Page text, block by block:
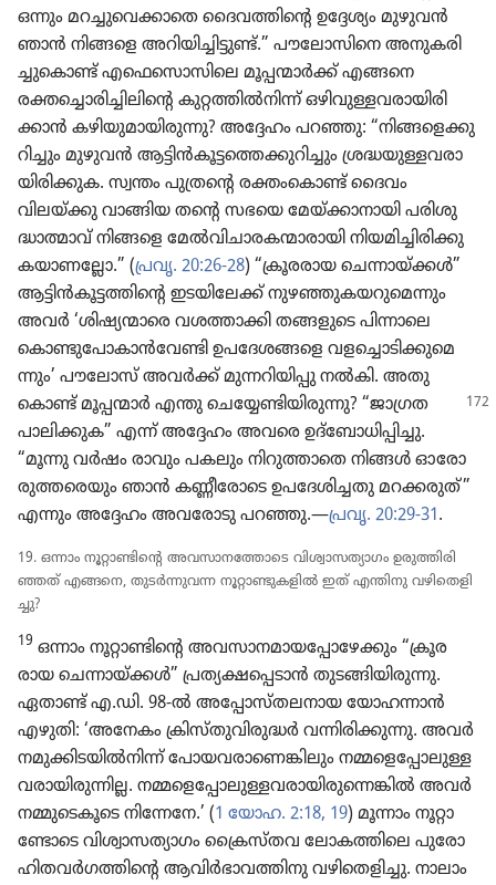
ഒന്നും മറച്ചു​വെ​ക്കാ​തെ ദൈവ​ത്തി​ന്റെ ഉദ്ദേശ്യം മുഴുവൻ
ഞാൻ നിങ്ങളെ അറിയി​ച്ചി​ട്ടുണ്ട്‌.” പൗലോ​സി​നെ അനുക​രി​
ച്ചു​കൊണ്ട്‌ എഫെ​സൊ​സി​ലെ മൂപ്പന്മാർക്ക്‌ എങ്ങനെ
രക്തച്ചൊ​രി​ച്ചി​ലി​ന്റെ കുറ്റത്തിൽനിന്ന്‌ ഒഴിവു​ള്ള​വ​രാ​യി​രി​
ക്കാൻ കഴിയു​മാ​യി​രു​ന്നു? അദ്ദേഹം പറഞ്ഞു: “നിങ്ങ​ളെ​ക്കു​
റി​ച്ചും മുഴുവൻ ആട്ടിൻകൂ​ട്ട​ത്തെ​ക്കു​റി​ച്ചും ശ്രദ്ധയു​ള്ള​വ​രാ​
യി​രി​ക്കുക. സ്വന്തം പുത്രന്റെ രക്തം​കൊണ്ട്‌ ദൈവം
വിലയ്‌ക്കു വാങ്ങിയ തന്റെ സഭയെ മേയ്‌ക്കാ​നാ​യി പരിശു​
ദ്ധാ​ത്മാവ്‌ നിങ്ങളെ മേൽവി​ചാ​ര​ക​ന്മാ​രാ​യി നിയമി​ച്ചി​രി​ക്കു​
ക​യാ​ണ​ല്ലോ.” (പ്രവൃ. 20:26-28) “ക്രൂര​രായ ചെന്നാ​യ്‌ക്കൾ”
ആട്ടിൻകൂ​ട്ട​ത്തി​ന്റെ ഇടയി​ലേക്ക്‌ നുഴഞ്ഞു​ക​യ​റു​മെ​ന്നും
അവർ ‘ശിഷ്യ​ന്മാ​രെ വശത്താക്കി തങ്ങളുടെ പിന്നാലെ
കൊണ്ടു​പോ​കാൻവേണ്ടി ഉപദേ​ശ​ങ്ങളെ വളച്ചൊ​ടി​ക്കു​മെ​
ന്നും’ പൗലോസ്‌ അവർക്ക്‌ മുന്നറി​യി​പ്പു നൽകി. അതു​
കൊണ്ട്‌ മൂപ്പന്മാർ എന്തു ചെയ്യേ​ണ്ടി​യി​രു​ന്നു? “ജാഗ്രത
പാലി​ക്കുക” എന്ന്‌ അദ്ദേഹം അവരെ ഉദ്‌ബോ​ധി​പ്പി​ച്ചു.
“മൂന്നു വർഷം രാവും പകലും നിറു​ത്താ​തെ നിങ്ങൾ ഓരോ​
രു​ത്ത​രെ​യും ഞാൻ കണ്ണീ​രോ​ടെ ഉപദേ​ശി​ച്ചതു മറക്കരുത്‌”
എന്നും അദ്ദേഹം അവരോ​ടു പറഞ്ഞു.—പ്രവൃ. 20:29-31.
19. ഒന്നാം നൂറ്റാ​ണ്ടി​ന്റെ അവസാ​ന​ത്തോ​ടെ വിശ്വാ​സ​ത്യാ​ഗം ഉരുത്തി​രി​
ഞ്ഞത്‌ എങ്ങനെ, തുടർന്നു​വന്ന നൂറ്റാ​ണ്ടു​ക​ളിൽ ഇത്‌ എന്തിനു വഴി​തെ​ളി​
ച്ചു?
19 ഒന്നാം നൂറ്റാ​ണ്ടി​ന്റെ അവസാ​ന​മാ​യ​പ്പോ​ഴേ​ക്കും “ക്രൂര​
രായ ചെന്നാ​യ്‌ക്കൾ” പ്രത്യ​ക്ഷ​പ്പെ​ടാൻ തുടങ്ങി​യി​രു​ന്നു.
ഏതാണ്ട്‌ എ.ഡി. 98-ൽ അപ്പോ​സ്‌ത​ല​നായ യോഹ​ന്നാൻ
എഴുതി: ‘അനേകം ക്രിസ്‌തു​വി​രു​ദ്ധർ വന്നിരി​ക്കു​ന്നു. അവർ
നമുക്കി​ട​യിൽനിന്ന്‌ പോയ​വ​രാ​ണെ​ങ്കി​ലും നമ്മളെ​പ്പോ​ലു​ള്ള​
വ​രാ​യി​രു​ന്നില്ല. നമ്മളെ​പ്പോ​ലു​ള്ള​വ​രാ​യി​രു​ന്നെ​ങ്കിൽ അവർ
നമ്മു​ടെ​കൂ​ടെ നിന്നേനേ.’ (1 യോഹ. 2:18, 19) മൂന്നാം നൂറ്റാ​
ണ്ടോ​ടെ വിശ്വാ​സ​ത്യാ​ഗം ക്രൈ​സ്‌തവ ലോക​ത്തി​ലെ പുരോ​
ഹി​ത​വർഗ​ത്തി​ന്റെ ആവിർഭാ​വ​ത്തി​നു വഴി​തെ​ളി​ച്ചു. നാലാം